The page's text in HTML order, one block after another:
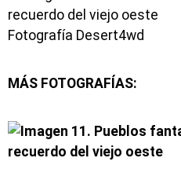
Fotografía Desert4wd
MÁS FOTOGRAFÍAS: